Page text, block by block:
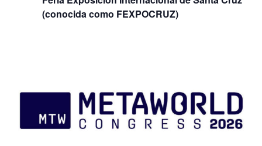
(conocida como FEXPOCRUZ)